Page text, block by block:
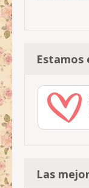
Estamos
Las